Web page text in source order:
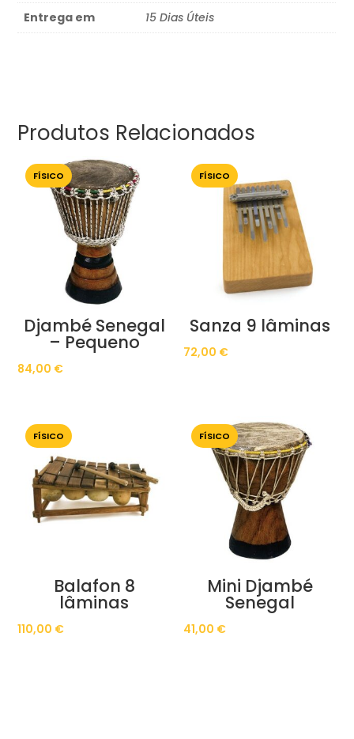
Entrega em 15 Dias Úteis
Produtos Relacionados
FÍSICO
Djambé Senegal
– Pequeno
84,00 €
FÍSICO
Sanza 9 lâminas
72,00 €
FÍSICO
Balafon 8
lâminas
110,00 €
FÍSICO
Mini Djambé
Senegal
41,00 €